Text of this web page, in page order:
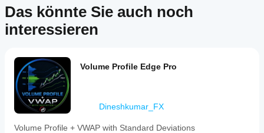
Das könnte Sie auch noch
interessieren
Volume Profile Edge Pro
Dineshkumar_FX
Volume Profile + VWAP with Standard Deviations